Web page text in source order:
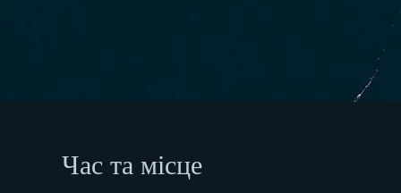
Час та місце